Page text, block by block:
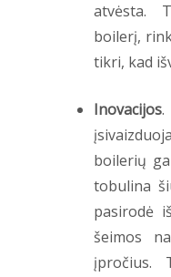
atvėsta.
boilerį,
tikri, kad
Inovacijos.
boilerių
tobulina
pasirodė
šeimos
įpročius.